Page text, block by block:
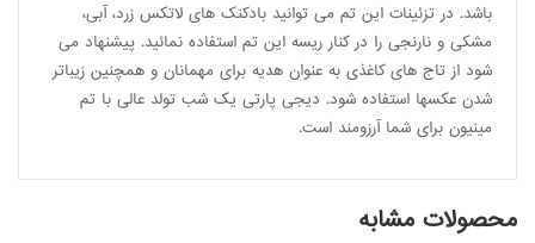
باشد. در تزئینات این تم می توانید بادکنک های لاتکس زرد، آبی،
مشکی و نارنجی را در کنار ریسه این تم استفاده نمائید. پیشنهاد می
شود از تاج های کاغذی به عنوان هدیه برای مهمانان و همچنین زیباتر
شدن عکسها استفاده شود. دیجی پارتی یک شب تولد عالی با تم
مینیون برای شما آرزومند است.
محصولات مشابه